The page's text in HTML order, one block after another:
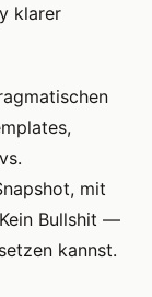
klarer
mit
Bullshit —
kannst.